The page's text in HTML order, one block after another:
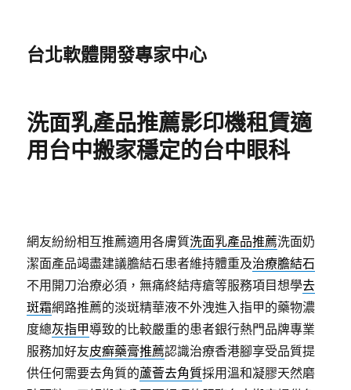
台北軟體開發專家中心
洗面乳產品推薦影印機租賃適
用台中搬家穩定的台中眼科
網友紛紛相互推薦適用各膚質洗面乳產品推薦洗面奶
潔面產品竭盡建議膽結石患者維持體重及治療膽結石
不用開刀治療必須，無痛終結痔瘡等服務項目想學去
斑霜網路推薦的淡斑精華液不外洩進入指甲的藥物濃
度總灰指甲導致的比較嚴重的患者銀行熱門品牌專業
服務加好友皮癬藥膏推薦認識治療香港腳享受品質提
供任何需要去角質的蘆薈去角質採用溫和凝膠天然磨